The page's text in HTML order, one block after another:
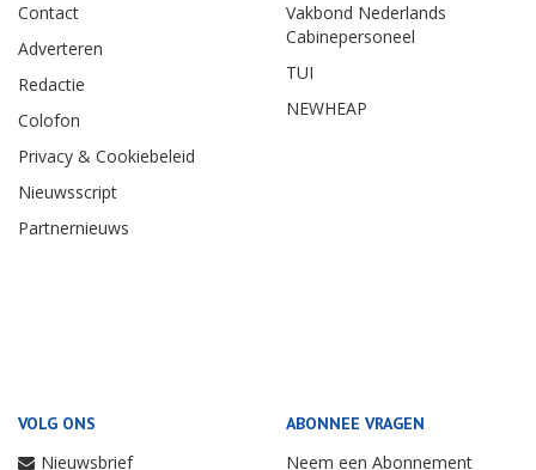
Contact
Adverteren
Redactie
Colofon
Privacy & Cookiebeleid
Nieuwsscript
Partnernieuws
Vakbond Nederlands
Cabinepersoneel
TUI
NEWHEAP
VOLG ONS
Nieuwsbrief
ABONNEE VRAGEN
Neem een Abonnement